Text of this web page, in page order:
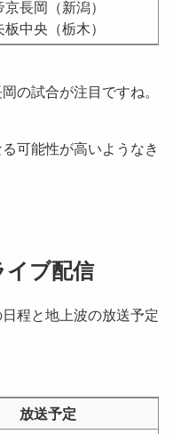
長岡（新潟）
中央（栃木）
の試合が注目ですね。
可能性が高いようなき
イブ配信
程と地上波の放送予定
放送予定